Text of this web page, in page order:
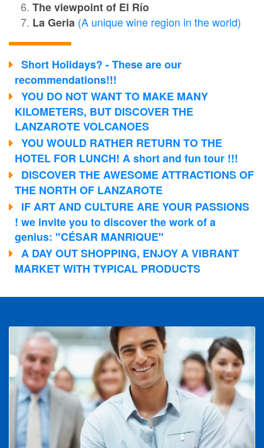
The viewpoint of El Río
La Geria (A unique wine region in the world)
Short Holidays? - These are our
recommendations!!!
YOU DO NOT WANT TO MAKE MANY
KILOMETERS, BUT DISCOVER THE
LANZAROTE VOLCANOES
YOU WOULD RATHER RETURN TO THE
HOTEL FOR LUNCH! A short and fun tour !!!
DISCOVER THE AWESOME ATTRACTIONS OF
THE NORTH OF LANZAROTE
IF ART AND CULTURE ARE YOUR PASSIONS
! we invite you to discover the work of a
genius: "CÉSAR MANRIQUE"
A DAY OUT SHOPPING, ENJOY A VIBRANT
MARKET WITH TYPICAL PRODUCTS